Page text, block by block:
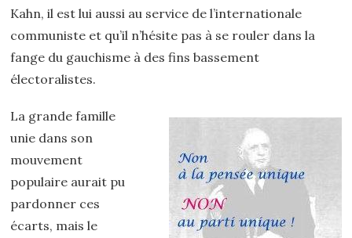
Kahn, il est lui aussi au service de l’internationale
communiste et qu’il n’hésite pas à se rouler dans la
fange du gauchisme à des fins bassement
électoralistes.
La grande famille
unie dans son
mouvement
populaire aurait pu
pardonner ces
écarts, mais le